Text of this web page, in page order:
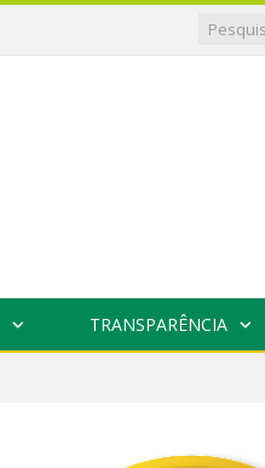
TRANSPARÊNCIA